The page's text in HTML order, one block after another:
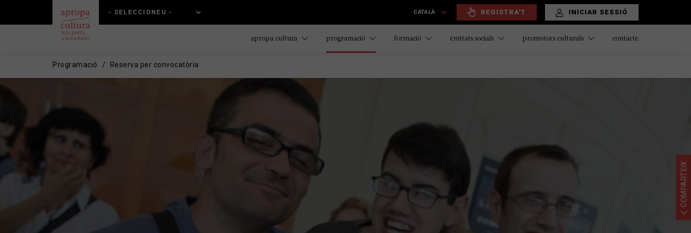
contingut
main
CATALÀ REGISTRA'T INICIAR SESSIÓ
apropa cultura programació formació entitats socials promotors culturals contacte
Programació Reserva per convocatòria
COMPARTEIX: